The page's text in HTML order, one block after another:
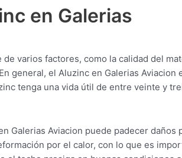
en Galerias
varios factores, como la calidad del
general, el Aluzinc en Galerias Aviacion
tenga una vida útil de entre veinte y
Galerias Aviacion puede padecer daños
por el calor, con lo que es